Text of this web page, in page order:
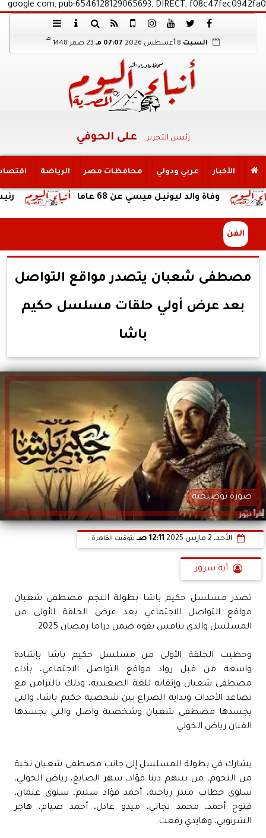
google.com, pub-6546128129065693, DIRECT, f08c47fec0942fa0
السبت 07:07 مـ 23 صفر 1448
هـ
رئيس التحرير على الحوفي
الأخبار عربي ودولي محافظات مصر الرياضة
رئيس وفاة والد ليونيل ميسي عن 68 عاما
الفن
مصطفى شعبان يتصدر مواقع التواصل
بعد عرض أولي حلقات مسلسل حكيم
باشا
صورة توضيحية
الأحد، 2 مارس 2025 12:11 صـ بتوقيت القاهرة
أية سرور
تصدر مسلسل حكيم باشا بطولة النجم مصطفى شعبان
مواقع التواصل الاجتماعي بعد عرض الحلقة الأولى من
المسلسل والذي ينافس بقوة ضمن دراما رمضان 2025.
وحظيت الحلقة الأولى من مسلسل حكيم باشا بإشادة
واسعة من قبل رواد مواقع التواصل الاجتماعي، بأداء
مصطفى شعبان وإتقانه للغة الصعيدية، وذلك بالتزامن مع
تصاعد الأحداث وبداية الصراع بين شخصية حكيم باشا، والتي
يجسدها مصطفى شعبان وشخصية واصل والتي يجسدها
الفنان رياض الخولي.
يشارك في بطولة المسلسل إلى جانب مصطفى شعبان نخبة
من النجوم، من بينهم دينا فؤاد، سهر الصايغ، رياض الخولي،
سلوى خطاب منذر رياحنة، أحمد فؤاد سليم، سلوى عثمان،
فتوح أحمد، محمد نجاتي، ميدو عادل، أحمد صيام، هاجر
الشرنوبي، وهايدي رفعت.